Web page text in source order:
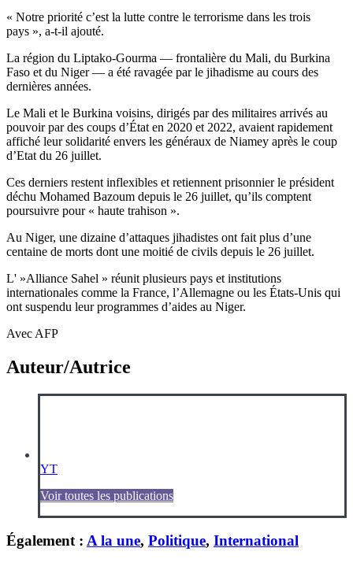
« Notre priorité c’est la lutte contre le terrorisme dans les trois
pays », a-t-il ajouté.
La région du Liptako-Gourma — frontalière du Mali, du Burkina
Faso et du Niger — a été ravagée par le jihadisme au cours des
dernières années.
Le Mali et le Burkina voisins, dirigés par des militaires arrivés au
pouvoir par des coups d’État en 2020 et 2022, avaient rapidement
affiché leur solidarité envers les généraux de Niamey après le coup
d’Etat du 26 juillet.
Ces derniers restent inflexibles et retiennent prisonnier le président
déchu Mohamed Bazoum depuis le 26 juillet, qu’ils comptent
poursuivre pour « haute trahison ».
Au Niger, une dizaine d’attaques jihadistes ont fait plus d’une
centaine de morts dont une moitié de civils depuis le 26 juillet.
L' »Alliance Sahel » réunit plusieurs pays et institutions
internationales comme la France, l’Allemagne ou les États-Unis qui
ont suspendu leur programmes d’aides au Niger.
Avec AFP
Auteur/Autrice
YT
Voir toutes les publications
Également : A la une, Politique, International